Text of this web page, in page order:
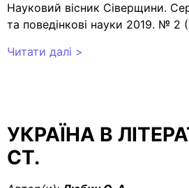
Науковий вісник Сіверщини.
та поведінкові науки 2019. № 2
Читати далі >
УКРАЇНА В
СТ.